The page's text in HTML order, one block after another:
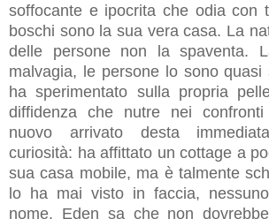
soffocante e ipocrita che odia con
boschi sono la sua vera casa. La
delle persone non la spaventa.
malvagia, le persone lo sono quasi
ha sperimentato sulla propria
diffidenza che nutre nei
nuovo arrivato desta
curiosità: ha affittato un cottage a
sua casa mobile, ma è talmente
lo ha mai visto in faccia,
nome. Eden sa che non